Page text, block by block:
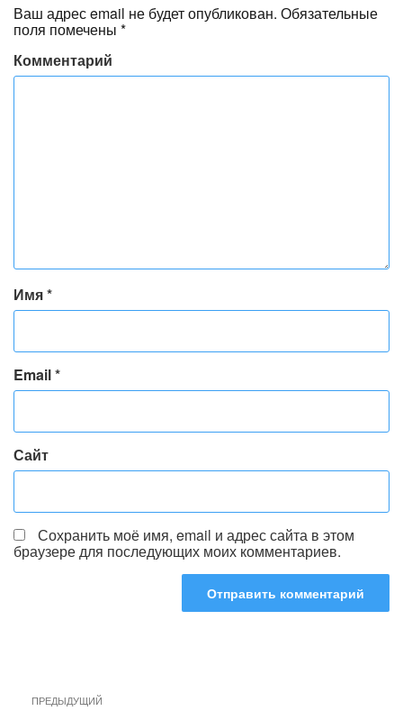
Ваш адрес email не будет опубликован. Обязательные
поля помечены *
Комментарий
Имя*
Email*
Сайт
Сохранить моё имя, email и адрес сайта в этом
браузере для последующих моих комментариев.
Навигация
Предыдущая
ПРЕДЫДУЩИЙ